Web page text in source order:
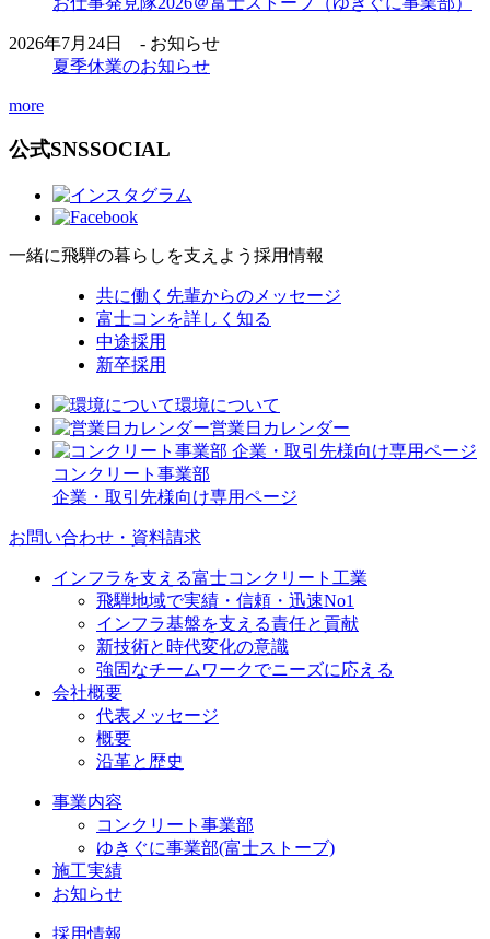
2026年7月24日 - お知らせ
夏季休業のお知らせ
more
公式SNSSOCIAL
一緒に飛騨の暮らしを支えよう 採用情報
共に働く先輩からのメッセージ
富士コンを詳しく知る
中途採用
新卒採用
環境について
営業日カレンダー
コンクリート事業部
企業・取引先様向け専用ページ
お問い合わせ・資料請求
インフラを支える富士コンクリート工業
飛騨地域で実績・信頼・迅速No1
インフラ基盤を支える責任と貢献
新技術と時代変化の意識
強固なチームワークでニーズに応える
会社概要
代表メッセージ
概要
沿革と歴史
事業内容
コンクリート事業部
ゆきぐに事業部(富士ストーブ)
施工実績
お知らせ
採用情報